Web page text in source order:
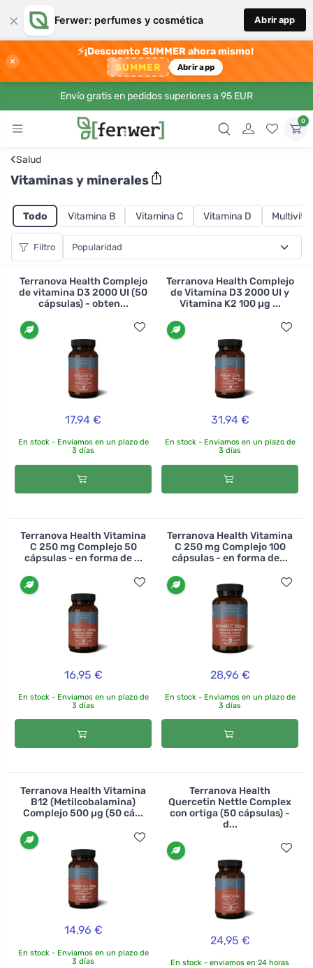
× Ferwer: perfumes y cosmética Abrir app
×
⚡¡Descuento SUMMER ahora mismo!
SUMMER Abrir app
Envío gratis en pedidos superiores a 95 EUR
0
‹Salud
Vitaminas y minerales
Todo Vitamina B Vitamina C Vitamina D
Filtro
Terranova Health Complejo
de vitamina D3 2000 UI (50
cápsulas) - obten...
17,94 €
En stock - Enviamos en un plazo de
3 días
Terranova Health Complejo
de Vitamina D3 2000 UI y
Vitamina K2 100 µg ...
31,94 €
En stock - Enviamos en un plazo de
3 días
Terranova Health Vitamina
C 250 mg Complejo 50
cápsulas - en forma de ...
16,95 €
En stock - Enviamos en un plazo de
3 días
Terranova Health Vitamina
C 250 mg Complejo 100
cápsulas - en forma de...
28,96 €
En stock - Enviamos en un plazo de
3 días
Terranova Health Vitamina
B12 (Metilcobalamina)
Complejo 500 µg (50 cá...
14,96 €
En stock - Enviamos en un plazo de
3 días
Terranova Health
Quercetin Nettle Complex
con ortiga (50 cápsulas) -
d...
24,95 €
En stock - enviamos en 24 horas